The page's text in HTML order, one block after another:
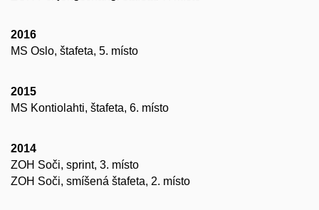
2016
MS Oslo, štafeta, 5. místo
2015
MS Kontiolahti, štafeta, 6. místo
2014
ZOH Soči, sprint, 3. místo
ZOH Soči, smíšená štafeta, 2. místo